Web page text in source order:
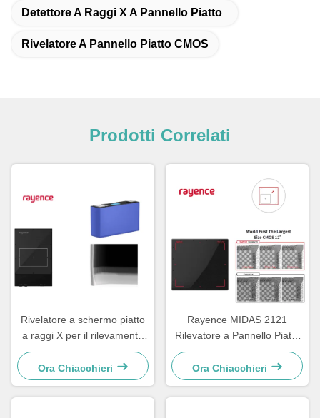
Detettore A Raggi X A Pannello Piatto
Rivelatore A Pannello Piatto CMOS
Prodotti Correlati
Rivelatore a schermo piatto
a raggi X per il rilevamento
delle radiazioni Rayence
0712FCA.FGA
Ora Chiacchieri
Rayence MIDAS 2121
Rilevatore a Pannello Piatto
a Raggi X per Ispezione
Industriale CT
Ora Chiacchieri